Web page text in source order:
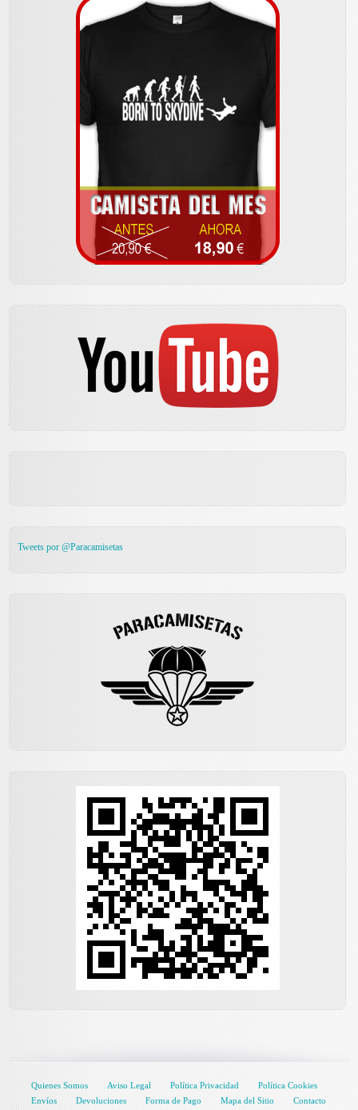
Tweets por @Paracamisetas
Quienes Somos Aviso Legal Política Privacidad
Política Cookies
Envíos
Devoluciones Forma de Pago Mapa del Sitio Contacto